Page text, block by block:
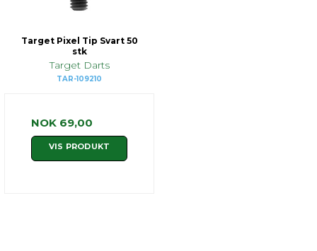
Target Pixel Tip Svart 50
stk
Target Darts
TAR-109210
NOK 69,00
VIS PRODUKT